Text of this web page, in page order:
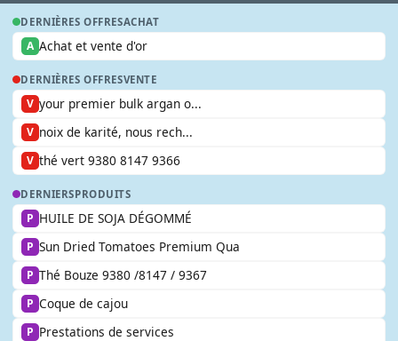
DERNIÈRES OFFRESACHAT
A Achat et vente d'or
DERNIÈRES OFFRESVENTE
V your premier bulk argan o...
V noix de karité, nous rech...
V thé vert 9380 8147 9366
DERNIERSPRODUITS
P HUILE DE SOJA DÉGOMMÉ
P Sun Dried Tomatoes Premium Qua
P Thé Bouze 9380 /8147 / 9367
P Coque de cajou
P Prestations de services